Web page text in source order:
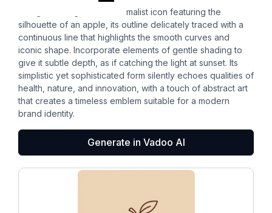
Design an elegant and minimalist icon featuring the
silhouette of an apple, its outline delicately traced with a
continuous line that highlights the smooth curves and
iconic shape. Incorporate elements of gentle shading to
give it subtle depth, as if catching the light at sunset. Its
simplistic yet sophisticated form silently echoes qualities of
health, nature, and innovation, with a touch of abstract art
that creates a timeless emblem suitable for a modern
brand identity.
Generate in Vadoo AI